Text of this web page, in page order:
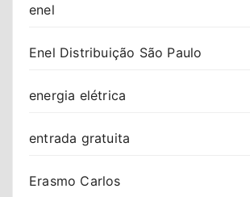
enel
Enel Distribuição São Paulo
energia elétrica
entrada gratuita
Erasmo Carlos